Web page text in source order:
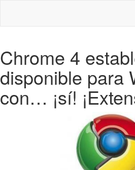
Chrome 4
disponible para
con… ¡sí!